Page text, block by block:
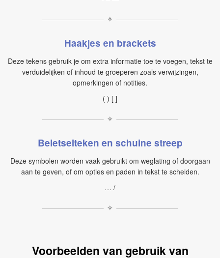
✧
Haakjes en brackets
Deze tekens gebruik je om extra informatie toe te voegen, tekst te
verduidelijken of inhoud te groeperen zoals verwijzingen,
opmerkingen of notities.
( ) [ ]
✧
Beletselteken en schuine streep
Deze symbolen worden vaak gebruikt om weglating of doorgaan
aan te geven, of om opties en paden in tekst te scheiden.
… /
✧
Voorbeelden van gebruik van